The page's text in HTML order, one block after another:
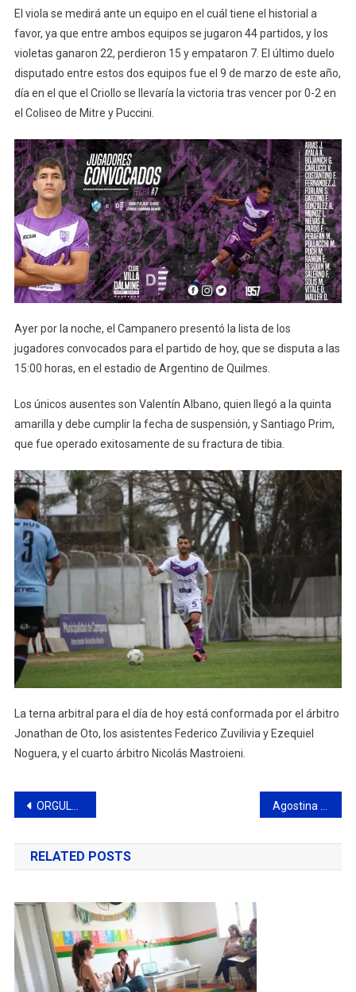
El viola se medirá ante un equipo en el cuál tiene el historial a
favor, ya que entre ambos equipos se jugaron 44 partidos, y los
violetas ganaron 22, perdieron 15 y empataron 7. El último duelo
disputado entre estos dos equipos fue el 9 de marzo de este año,
día en el que el Criollo se llevaría la victoria tras vencer por 0-2 en
el Coliseo de Mitre y Puccini.
Ayer por la noche, el Campanero presentó la lista de los
jugadores convocados para el partido de hoy, que se disputa a las
15:00 horas, en el estadio de Argentino de Quilmes.
Los únicos ausentes son Valentín Albano, quien llegó a la quinta
amarilla y debe cumplir la fecha de suspensión, y Santiago Prim,
que fue operado exitosamente de su fractura de tibia.
La terna arbitral para el día de hoy está conformada por el árbitro
Jonathan de Oto, los asistentes Federico Zuvilivia y Ezequiel
Noguera, y el cuarto árbitro Nicolás Mastroieni.
Navegación
de
entradas
ORGULLO: AGOSTINA HEIN HIZO SU DEBUT EN LOS JUEGOS OLÍMPICOS Agostina Hein debutó en los Juegos Olímpicos
RELATED POSTS